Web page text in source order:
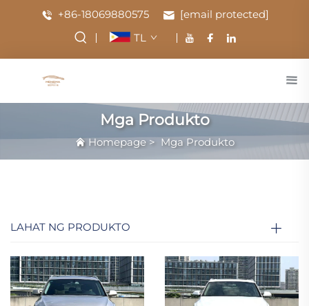
+86-18069880575
[email protected]
TL
Mga Produkto
Homepage> Mga Produkto
LAHAT NG PRODUKTO